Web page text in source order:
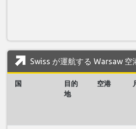
Swiss が運航する Warsaw 空
国
目的
地
空港